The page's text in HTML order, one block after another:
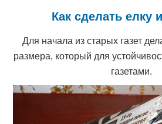
Как сделать елку
Для начала из старых газет
размера, который для
газетами.